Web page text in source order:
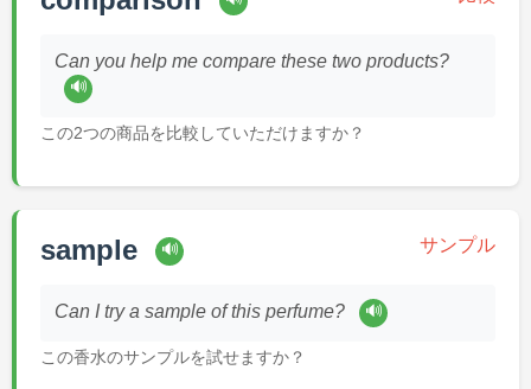
Can you help me compare these two products?
🔊
この2つの商品を比較していただけますか？
sample 🔊 サンプル
Can I try a sample of this perfume? 🔊
この香水のサンプルを試せますか？